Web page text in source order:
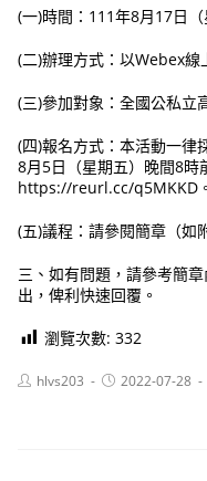
(一)時間：111年8月17日
(二)辦理方式：以Webex線
(三)參加對象：全國公私立
(四)報名方式：本活動一律
8月5日（星期五）晚間8時
https://reurl.cc/q5MKKD。
(五)議程：請參閱簡章（如
三、如有問題，請參考簡
出，俾利快速回覆。
瀏覽次數: 332
Posthlvs203
Post2022-07-28